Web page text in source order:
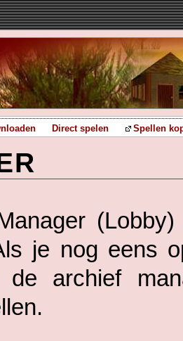
Direct spelen Spellen
je nog eens
archief